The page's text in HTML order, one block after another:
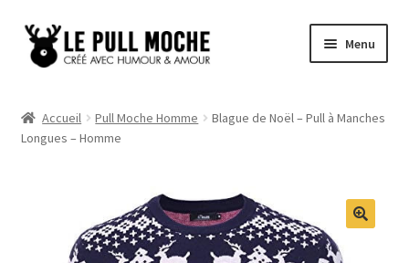
Aller
Aller
au
Menu
Pull Noël Femme
Pull Enfant
Accueil Pull Moche Homme
Blague de Noël – Pull à Manches
Longues – Homme